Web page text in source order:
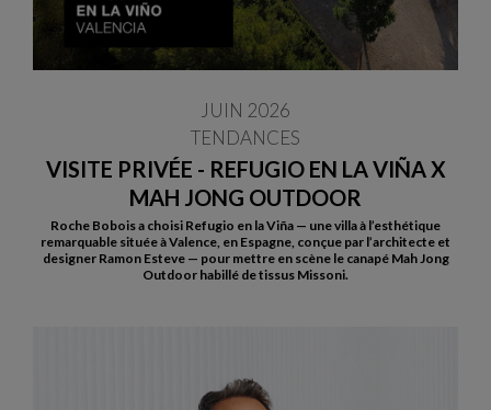
VISITE PRIVÉE - REFUGIO EN LA VIÑA X
MAH JONG OUTDOOR
JUIN 2026
TENDANCES
Roche Bobois a choisi Refugio en la Viña — une villa à l’esthétique
remarquable située à Valence, en Espagne, conçue par l’architecte et
designer Ramon Esteve — pour mettre en scène le canapé Mah Jong
Outdoor habillé de tissus Missoni.